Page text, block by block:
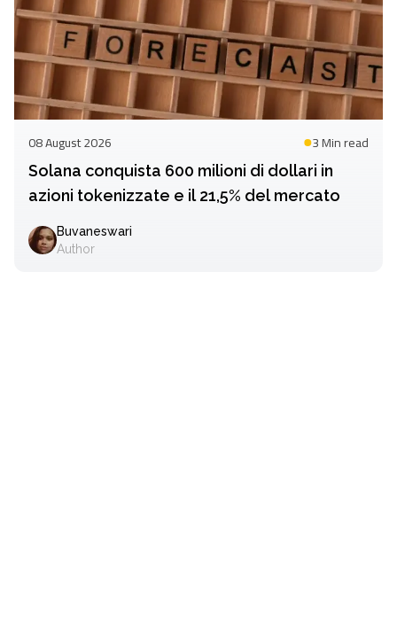
08 August 2026 3 Minread
Solana conquista 600 milioni di dollari in
azioni tokenizzate e il 21,5% del mercato
Buvaneswari
Author